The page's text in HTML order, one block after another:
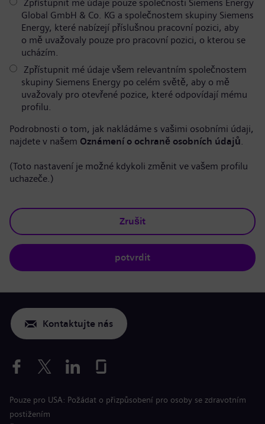
Zpřístupnit mé údaje pouze společnosti Siemens Energy
Global GmbH & Co. KG a společnostem skupiny Siemens
Energy, které nabízejí příslušnou pracovní pozici, aby
o mě uvažovaly pouze pro pracovní pozici, o kterou se
ucházím.
Zpřístupnit mé údaje všem relevantním společnostem
skupiny Siemens Energy po celém světě, aby o mě
uvažovaly pro otevřené pozice, které odpovídají mému
profilu.
Podrobnosti o tom, jak nakládáme s vašimi osobními údaji,
najdete v našem Oznámení o ochraně osobních údajů.
(Toto nastavení je možné kdykoli změnit ve vašem profilu
uchazeče.)
Zrušit
potvrdit
Kontaktujte nás
Pouze pro USA: Požádat o přizpůsobení pro osoby se zdravotním
postižením